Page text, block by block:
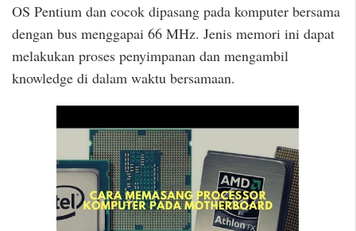
OS Pentium dan cocok dipasang pada komputer bersama
dengan bus menggapai 66 MHz. Jenis memori ini dapat
melakukan proses penyimpanan dan mengambil
knowledge di dalam waktu bersamaan.